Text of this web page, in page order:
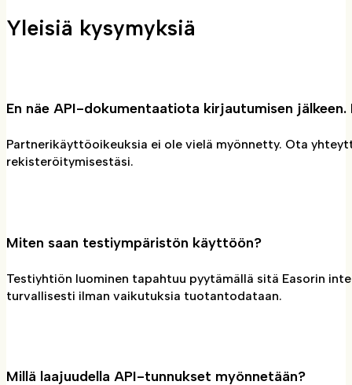
Yleisiä kysymyksiä
En näe API-dokumentaatiota kirjautumisen jälkeen.
Partnerikäyttöoikeuksia ei ole vielä myönnetty. Ota
rekisteröitymisestäsi.
Miten saan testiympäristön käyttöön?
Testiyhtiön luominen tapahtuu pyytämällä sitä Easorin
turvallisesti ilman vaikutuksia tuotantodataan.
Millä laajuudella API-tunnukset myönnetään?